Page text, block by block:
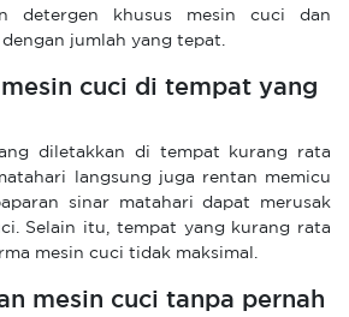
detergen khusus mesin cuci dan
jumlah yang tepat.
cuci di tempat yang
diletakkan di tempat kurang rata
langsung juga rentan memicu
sinar matahari dapat merusak
Selain itu, tempat yang kurang rata
mesin cuci tidak maksimal.
mesin cuci tanpa pernah